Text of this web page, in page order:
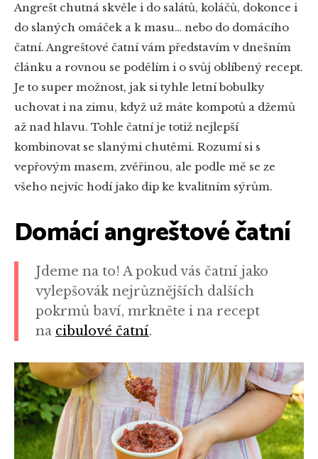
Angrešt chutná skvěle i do salátů, koláčů, dokonce i
do slaných omáček a k masu… nebo do domácího
čatní. Angreštové čatní vám představím v dnešním
článku a rovnou se podělím i o svůj oblíbený recept.
Je to super možnost, jak si tyhle letní bobulky
uchovat i na zimu, když už máte kompotů a džemů
až nad hlavu. Tohle čatní je totiž nejlepší
kombinovat se slanými chutěmi. Rozumí si s
vepřovým masem, zvěřinou, ale podle mě se ze
všeho nejvíc hodí jako dip ke kvalitním sýrům.
Domácí angreštové čatní
Jdeme na to! A pokud vás čatní jako
vylepšovák nejrůznějších dalších
pokrmů baví, mrkněte i na recept
na cibulové čatní.